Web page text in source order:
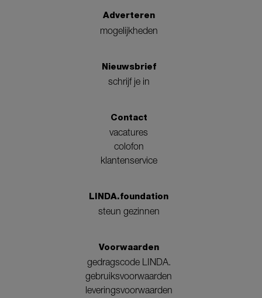
Adverteren
mogelijkheden
Nieuwsbrief
schrijf je in
Contact
vacatures
colofon
klantenservice
LINDA.foundation
steun gezinnen
Voorwaarden
gedragscode LINDA.
gebruiksvoorwaarden
leveringsvoorwaarden